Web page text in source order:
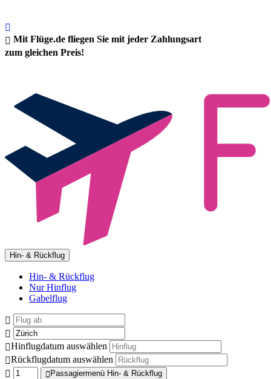
Mit Flüge.de fliegen Sie mit jeder Zahlungsart
zum gleichen Preis!
Hin- & Rückflug
Hin- & Rückflug
Nur Hinflug
Gabelflug
Hinflugdatum auswählen
Rückflugdatum auswählen
Passagiermenü Hin- & Rückflug